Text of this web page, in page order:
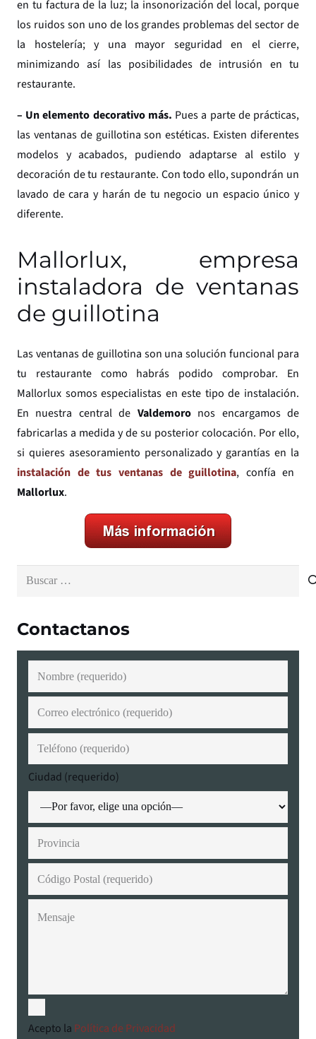
en tu factura de la luz; la insonorización del local, porque
los ruidos son uno de los grandes problemas del sector de
la hostelería; y una mayor seguridad en el cierre,
minimizando así las posibilidades de intrusión en tu
restaurante.
– Un elemento decorativo más. Pues a parte de prácticas,
las ventanas de guillotina son estéticas. Existen diferentes
modelos y acabados, pudiendo adaptarse al estilo y
decoración de tu restaurante. Con todo ello, supondrán un
lavado de cara y harán de tu negocio un espacio único y
diferente.
Mallorlux, empresa
instaladora de ventanas
de guillotina
Las ventanas de guillotina son una solución funcional para
tu restaurante como habrás podido comprobar. En
Mallorlux somos especialistas en este tipo de instalación.
En nuestra central de Valdemoro nos encargamos de
fabricarlas a medida y de su posterior colocación. Por ello,
si quieres asesoramiento personalizado y garantías en la
instalación de tus ventanas de guillotina, confía en
Mallorlux.
Buscar:
Contactanos
Ciudad (requerido)
Acepto la Política de Privacidad